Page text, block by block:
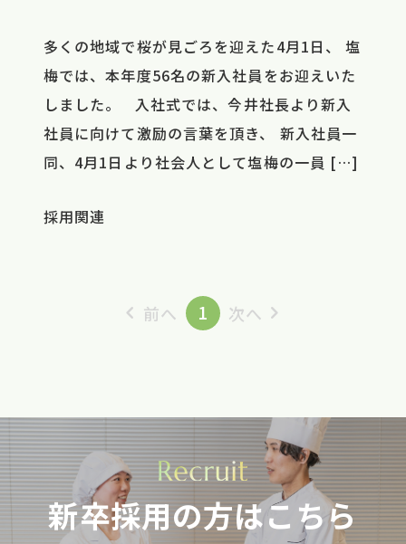
多くの地域で桜が見ごろを迎えた4月1日、 塩
梅では、本年度56名の新入社員をお迎えいた
しました。 入社式では、今井社長より新入
社員に向けて激励の言葉を頂き、 新入社員一
同、4月1日より社会人として塩梅の一員 […]
採用関連
前へ 1 次へ
新卒採用の方はこちら